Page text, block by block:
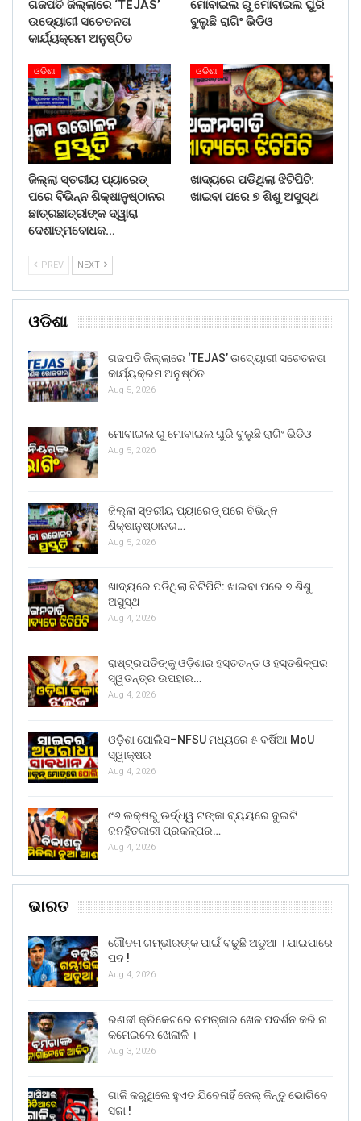
ଗଜପତି ଜିଲ୍ଲାରେ ‘TEJAS’
ଉଦ୍ୟୋଗୀ ସଚେତନତା
କାର୍ଯ୍ୟକ୍ରମ ଅନୁଷ୍ଠିତ
ମୋବାଇଲ ରୁ ମୋବାଇଲ ଘୁରି
ବୁଲୁଛି ରାଗିଂ ଭିଡିଓ
ଓଡିଶା
ଜିଲ୍ଲା ସ୍ତରୀୟ ପ୍ୟାରେଡ୍
ପରେ ବିଭିନ୍ନ ଶିକ୍ଷାନୁଷ୍ଠାନର
ଛାତ୍ରଛାତ୍ରୀଙ୍କ ଦ୍ୱାରା
ଦେଶାତ୍ମବୋଧକ…
ଓଡିଶା
ଖାଦ୍ୟରେ ପଡିଥିଲା ଝିଟିପିଟି:
ଖାଇବା ପରେ ୭ ଶିଶୁ ଅସୁସ୍ଥ
PREV NEXT
ଓଡିଶା
ଗଜପତି ଜିଲ୍ଲାରେ ‘TEJAS’ ଉଦ୍ୟୋଗୀ ସଚେତନତା
କାର୍ଯ୍ୟକ୍ରମ ଅନୁଷ୍ଠିତ
Aug 5, 2026
ମୋବାଇଲ ରୁ ମୋବାଇଲ ଘୁରି ବୁଲୁଛି ରାଗିଂ ଭିଡିଓ
Aug 5, 2026
ଜିଲ୍ଲା ସ୍ତରୀୟ ପ୍ୟାରେଡ୍ ପରେ ବିଭିନ୍ନ
ଶିକ୍ଷାନୁଷ୍ଠାନର…
Aug 5, 2026
ଖାଦ୍ୟରେ ପଡିଥିଲା ଝିଟିପିଟି: ଖାଇବା ପରେ ୭ ଶିଶୁ
ଅସୁସ୍ଥ
Aug 4, 2026
ରାଷ୍ଟ୍ରପତିଙ୍କୁ ଓଡ଼ିଶାର ହସ୍ତତନ୍ତ ଓ ହସ୍ତଶିଳ୍ପର
ସ୍ୱତନ୍ତ୍ର ଉପହାର…
Aug 4, 2026
ଓଡ଼ିଶା ପୋଲିସ–NFSU ମଧ୍ୟରେ ୫ ବର୍ଷିଆ MoU
ସ୍ୱାକ୍ଷର
Aug 4, 2026
୯୬ ଲକ୍ଷରୁ ଊର୍ଦ୍ଧ୍ୱ ଟଙ୍କା ବ୍ୟୟରେ ଦୁଇଟି
ଜନହିତକାରୀ ପ୍ରକଳ୍ପର…
Aug 4, 2026
ଭାରତ
ଗୌତମ ଗମ୍ଭୀରଙ୍କ ପାଇଁ ବଢୁଛି ଅଡୁଆ । ଯାଇପାରେ
ପଦ !
Aug 4, 2026
ରଣଜୀ କ୍ରିକେଟରେ ଚମତ୍କାର ଖେଳ ପଦର୍ଶନ କରି ନା
କମେଇଲେ ଖେଳାଳି ।
Aug 3, 2026
ଗାଳି କରୁଥିଲେ ହୁଏତ ଯିବେନାହିଁ ଜେଲ୍ କିନ୍ତୁ ଭୋଗିବେ
ସଜା !